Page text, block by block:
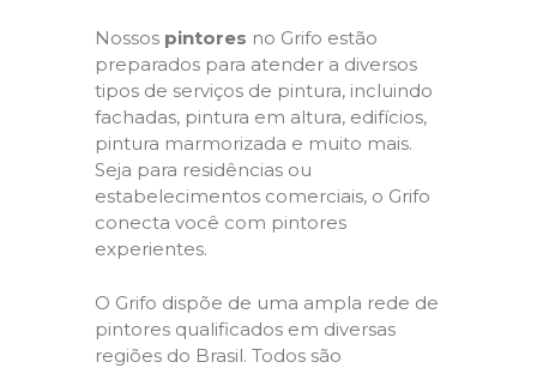
Nossos pintores no Grifo estão
preparados para atender a diversos
tipos de serviços de pintura, incluindo
fachadas, pintura em altura, edifícios,
pintura marmorizada e muito mais.
Seja para residências ou
estabelecimentos comerciais, o Grifo
conecta você com pintores
experientes.
O Grifo dispõe de uma ampla rede de
pintores qualificados em diversas
regiões do Brasil. Todos são